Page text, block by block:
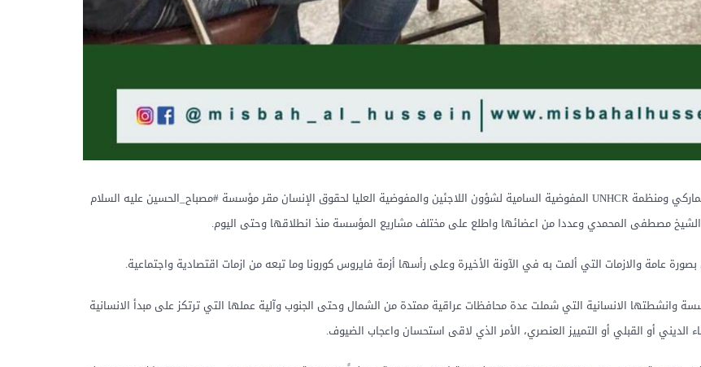
زار وفد يمثل عدة منظمات دولية #منظمة_DRC مجلس اللاجئين الدنماركي ومنظمة UNHCR المفوضية السامية لشؤون اللاجئين والمفوضية العليا لحقوق الإنسان مقر مؤسسة #مصباح_الحسين عليه السلام
الشيخ مصطفى المحمدي وعددا من اعضائها واطلع على مختلف مشاريع المؤسسة منذ انطلاقها وحتى اليوم.
عامة والازمات التي ألمت به في الآونة الأخيرة وعلى رأسها أزمة فايروس كورونا وما تبعه من ازمات اقتصادية واجتماعية.
الانسانية التي شملت عدة محافظات عراقية ممتدة من الشمال وحتى الجنوب وآلية عملها التي ترتكز على مبدأ الانسانية
الديني أو القبلي أو التمييز العنصري، الأمر الذي لاقى استحسان واعجاب الضيوف.